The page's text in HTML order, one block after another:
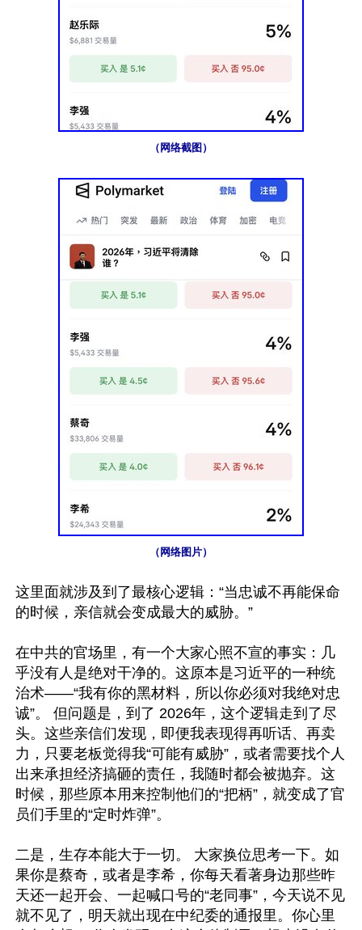
（网络截图）
（网络图片）
这里面就涉及到了最核心逻辑：“当忠诚不再能保命
的时候，亲信就会变成最大的威胁。”
在中共的官场里，有一个大家心照不宣的事实：几
乎没有人是绝对干净的。这原本是习近平的一种统
治术——“我有你的黑材料，所以你必须对我绝对忠
诚”。 但问题是，到了 2026年，这个逻辑走到了尽
头。这些亲信们发现，即便我表现得再听话、再卖
力，只要老板觉得我“可能有威胁”，或者需要找个人
出来承担经济搞砸的责任，我随时都会被抛弃。这
时候，那些原本用来控制他们的“把柄”，就变成了官
员们手里的“定时炸弹”。
二是，生存本能大于一切。 大家换位思考一下。如
果你是蔡奇，或者是李希，你每天看著身边那些昨
天还一起开会、一起喊口号的“老同事”，今天说不见
就不见了，明天就出现在中纪委的通报里。你心里